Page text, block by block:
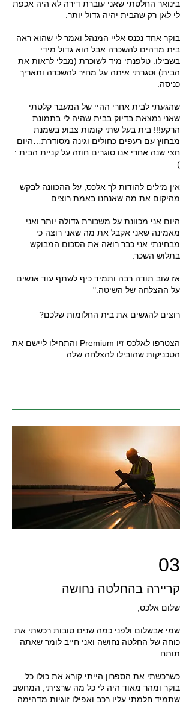
בינואר החלטתי שאני עוברת דירה לא היה אכפת
לי לאן רק שהבית יהיה גדול יותר.
בוקר אחד נכנס אליי המנהל ואמר לי שהוא ראה
בית מדהים להשכרה אבל הוא גדול מידי
בשבילו. טלפנתי מיד לשוכרת (מבלי לראות את
הבית) וסגרתי איתה על מחיר להשכרה ותאריך
כניסה.
שהגעתי לבית אחרי ההיי של המעבר קלטתי
שאני נמצאת בדיוק בבית שהיה לי בתמונת
הרקע!!! בית בעל שתי קומות צבוע בשמנת
מבחוץ עם רעפים כחולים וגינה מסודרת…היום
חצי שנה אחרי אנו סוגרים חוזה על קניית הבית :
)
אין מילים להודות לך אלכס, על ההכוונה לבקש
מהיקום את מה שאנחנו באמת רוצים.
היום אני מכוונת על משכורת גדולה יותר ואני
מאמינה שאני אקבל את מה שאני רוצה כי
מבחינתי אני כבר רואה את הסכום המבוקש
בתלוש השכר.
אז שוב תודה רבה ותמיד כיף לשתף עוד אנשים
על ההצלחה של השיטה."
רוצים להגשים את בית החלומות שלכם?
הצטרפו לאלכס זיו Premium
והתחילו ליישם את
הטכניקות שהובילו להצלחה שלה.
03
קריירה בהחלטה נחושה
שלום אלכס,
שמי אבשלום ולפני כמה שנים טובות רכשתי את
כוחה של החלטה נחושה ואני חייב לומר שאתה
תותח.
כשרכשתי את הספרון הייתי קורא את כולו כל
בוקר ומהר מאוד היה לי כל מה שרציתי, המחשב
שתמיד חלמתי עליו רכב ואפילו זוגיות מדהימה.